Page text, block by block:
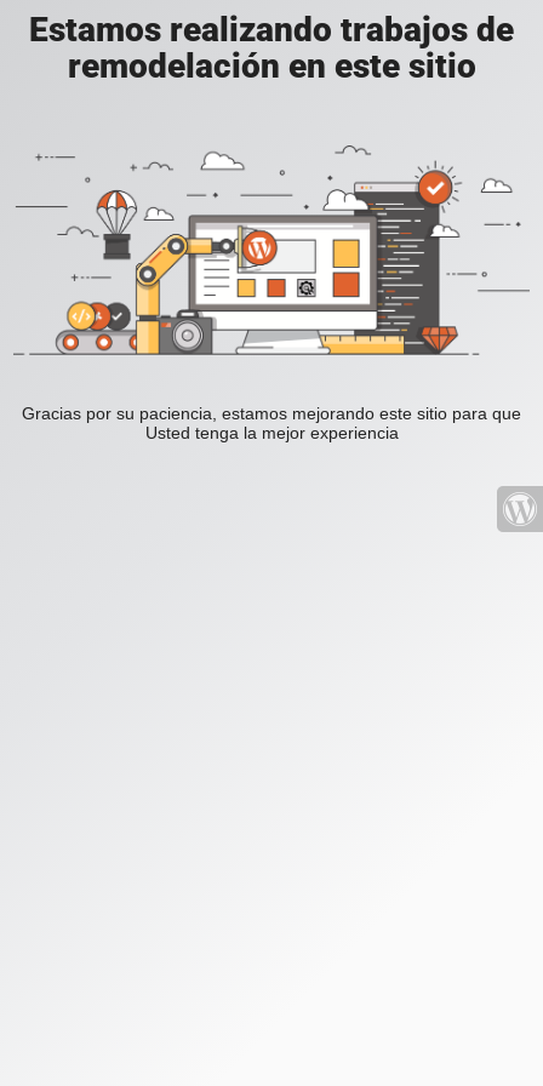
Estamos realizando trabajos de
remodelación en este sitio
Gracias por su paciencia, estamos mejorando este sitio para que
Usted tenga la mejor experiencia